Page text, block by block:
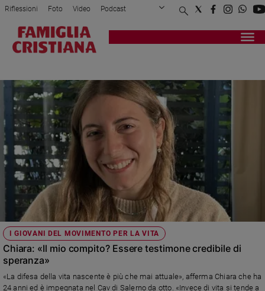
Attualità
Politica
Mondo
Economia
Legalità
e
giustizia
Sport
Interviste
Papa
Papa
Chiesa
Chiesa
Riflessioni Foto Video Podcast
Privacy Policy Chi siamo
Registrati Redazione
I GIOVANI DEL MOVIMENTO PER LA VITA
Chiara: «Il mio compito? Essere testimone credibile di
speranza»
«La difesa della vita nascente è più che mai attuale», afferma Chiara che ha
24 anni ed è impegnata nel Cav di Salerno da otto. «Invece di vita si tende a